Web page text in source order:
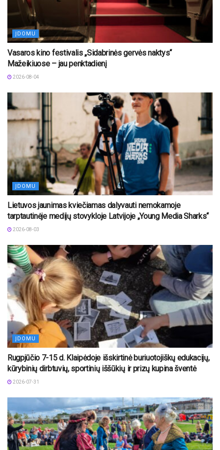
ĮDOMU
Vasaros kino festivalis „Sidabrinės gervės naktys“
Mažeikiuose – jau penktadienį
2026-08-04
ĮDOMU
Lietuvos jaunimas kviečiamas dalyvauti nemokamoje
tarptautinėje medijų stovykloje Latvijoje „Young Media Sharks“
2026-08-03
ĮDOMU
Rugpjūčio 7-15 d. Klaipėdoje išskirtinė buriuotojiškų edukacijų,
kūrybinių dirbtuvių, sportinių iššūkių ir prizų kupina šventė
2026-07-31